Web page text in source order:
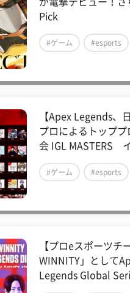
Pick
#ゲーム #esports
【Apex Legends、
プロによるトップ
会 IGL MASTERS
#ゲーム #esports
【プロeスポーツチ
WINNITY」として
Legends Global